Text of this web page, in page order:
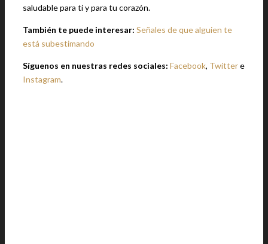
saludable para ti y para tu corazón.
También te puede interesar: Señales de que alguien te
está subestimando
Síguenos en nuestras redes sociales: Facebook, Twittere
Instagram.